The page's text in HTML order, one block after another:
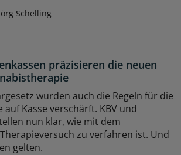
Schelling
präzisieren die neuen
wurden auch die Regeln für die
auf Kasse verschärft. KBV und
nun klar, wie mit dem
zu verfahren ist. Und
gelten.